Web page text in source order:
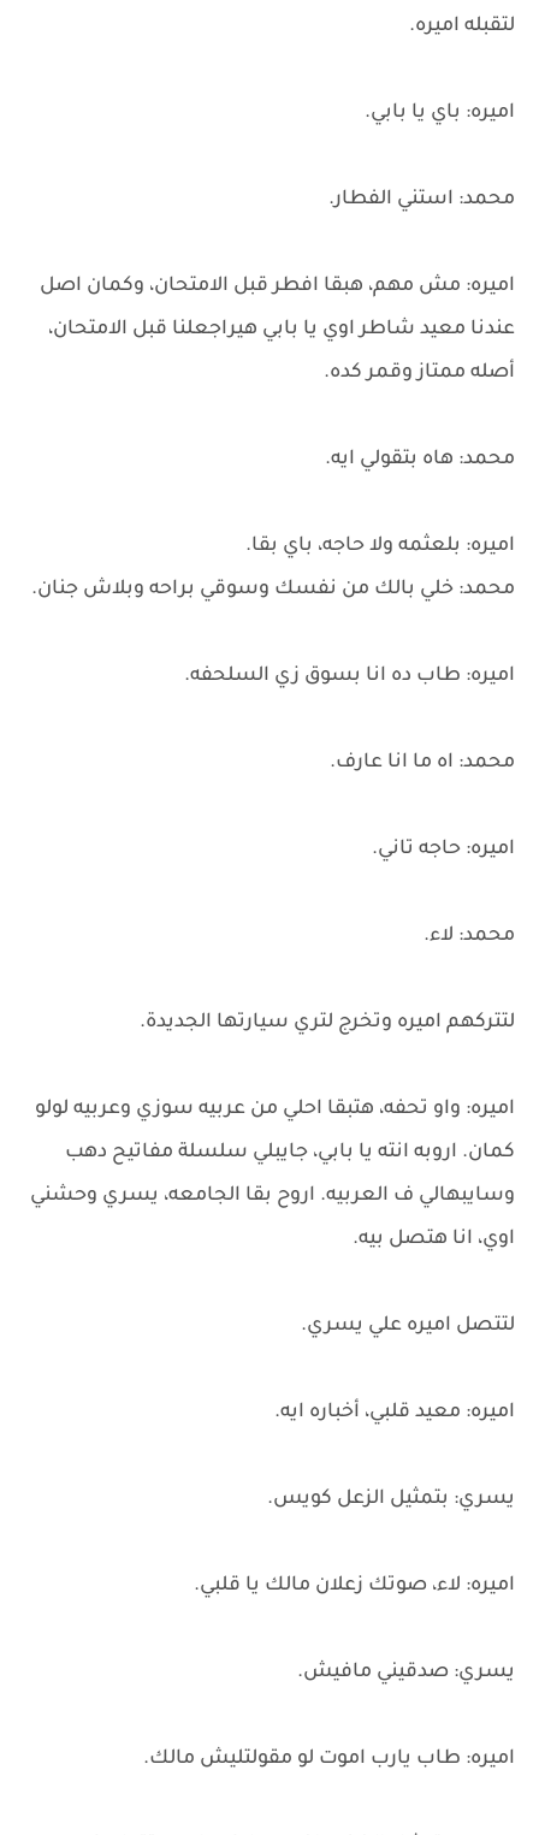
لتقبله اميره.
اميره: باي يا بابي.
محمد: استني الفطار.
اميره: مش مهم، هبقا افطر قبل الامتحان، وكمان اصل
عندنا معيد شاطر اوي يا بابي هيراجعلنا قبل الامتحان،
أصله ممتاز وقمر كده.
محمد: هاه بتقولي ايه.
اميره: بلعثمه ولا حاجه، باي بقا.
محمد: خلي بالك من نفسك وسوقي براحه وبلاش جنان.
اميره: طاب ده انا بسوق زي السلحفه.
محمد: اه ما انا عارف.
اميره: حاجه تاني.
محمد: لاء.
لتتركهم اميره وتخرج لتري سيارتها الجديدة.
اميره: واو تحفه، هتبقا احلي من عربيه سوزي وعربيه لولو
كمان. اروبه انته يا بابي، جايبلي سلسلة مفاتيح دهب
وسايبهالي ف العربيه. اروح بقا الجامعه، يسري وحشني
اوي، انا هتصل بيه.
لتتصل اميره علي يسري.
اميره: معيد قلبي، أخباره ايه.
يسري: بتمثيل الزعل كويس.
اميره: لاء، صوتك زعلان مالك يا قلبي.
يسري: صدقيني مافيش.
اميره: طاب يارب اموت لو مقولتليش مالك.